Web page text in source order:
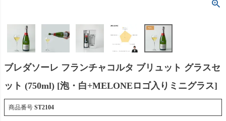
ブレダソーレ フランチャコルタ ブリュット グラスセ
ット (750ml) [泡・白+MELONEロゴ入りミニグラス]
商品番号 ST2104